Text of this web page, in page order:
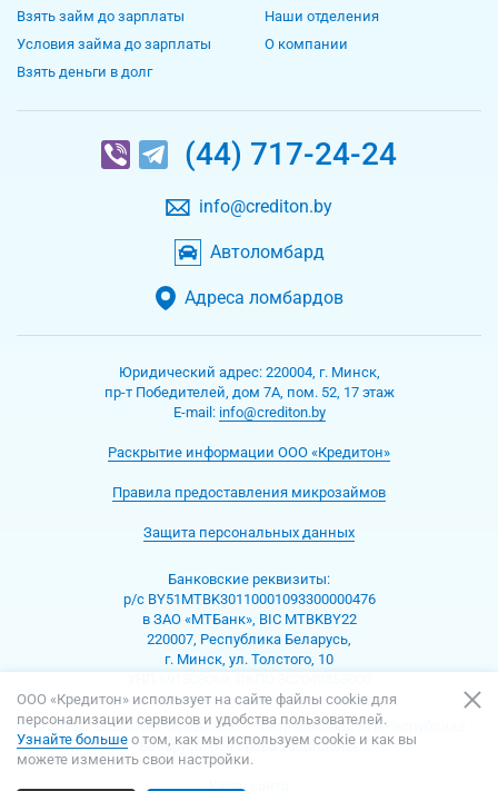
Взять займ до зарплаты
Условия займа до зарплаты
Взять деньги в долг
Наши отделения
О компании
(44) 717-24-24
info@crediton.by
Автоломбард
Адреса ломбардов
Юридический адрес: 220004, г. Минск,
пр-т Победителей, дом 7А, пом. 52, 17 этаж
Е-mаil: info@crediton.by
Раскрытие информации ООО «Кредитон»
Правила предоставления микрозаймов
Защита персональных данных
Банковские реквизиты:
р/с BY51MTBK30110001093300000476
в ЗАО «МТБанк», BIC MTBKBY22
220007, Республика Беларусь,
г. Минск, ул. Толстого, 10
© 2013 – 2026 ООО «Кредитон» — Сеть ломбардов в Республике
Беларусь. Все права защищены.
Карта сайта
ООО «Кредитон» использует на сайте файлы cookie для
персонализации сервисов и удобства пользователей.
Узнайте больше о том, как мы используем cookie и как вы
можете изменить свои настройки.